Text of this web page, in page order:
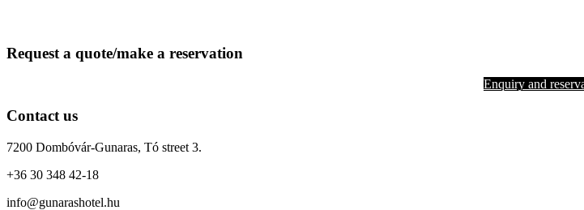
Request a quote/make a reservation
Enquiry and
Contact us
7200 Dombóvár-Gunaras, Tó street 3.
+36 30 348 42-18
info@gunarashotel.hu